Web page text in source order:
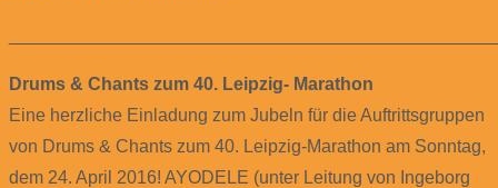
Drums & Chants zum 40. Leipzig- Marathon
Eine herzliche Einladung zum Jubeln für die Auftrittsgruppen
von Drums & Chants zum 40. Leipzig-Marathon am Sonntag,
dem 24. April 2016! AYODELE (unter Leitung von Ingeborg